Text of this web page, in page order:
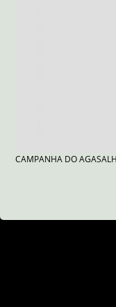
CAMPANHA DO